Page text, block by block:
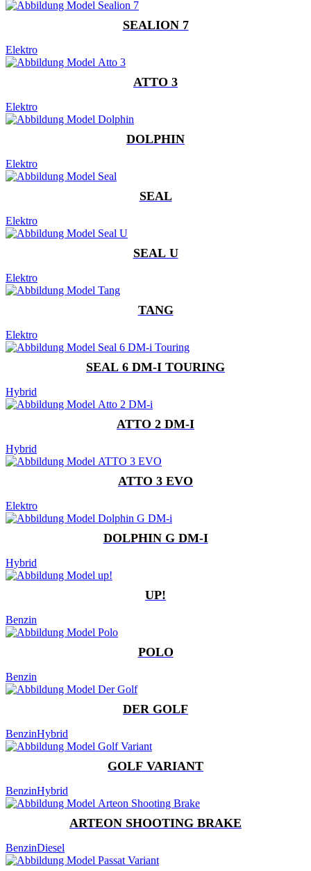
SEALION 7
Elektro
ATTO 3
Elektro
DOLPHIN
Elektro
SEAL
Elektro
SEAL U
Elektro
TANG
Elektro
SEAL 6 DM-I TOURING
Hybrid
ATTO 2 DM-I
Hybrid
ATTO 3 EVO
Elektro
DOLPHIN G DM-I
Hybrid
UP!
Benzin
POLO
Benzin
DER GOLF
BenzinHybrid
GOLF VARIANT
BenzinHybrid
ARTEON SHOOTING BRAKE
BenzinDiesel